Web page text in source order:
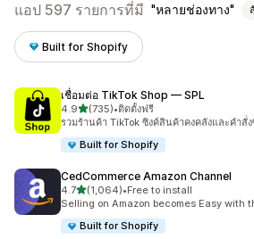
แอป 597 รายการที่มี หลายช่องทาง
Built for Shopify
เชื่อมต่อ TikTok Shop — SPL
4.9เต็ม 5 ดาว
(735)
ทั้งหมด 735 รีวิว
•ติดตั้งฟรี
รวมร้านค้า TikTok ซิงค์สินค้าคงคลังและคำ
Built for Shopify
CedCommerce Amazon Channel
4.7เต็ม 5 ดาว
(1,064)
ทั้งหมด 1064 รีวิว
•Free to install
Selling on Amazon becomes Easy with
Built for Shopify